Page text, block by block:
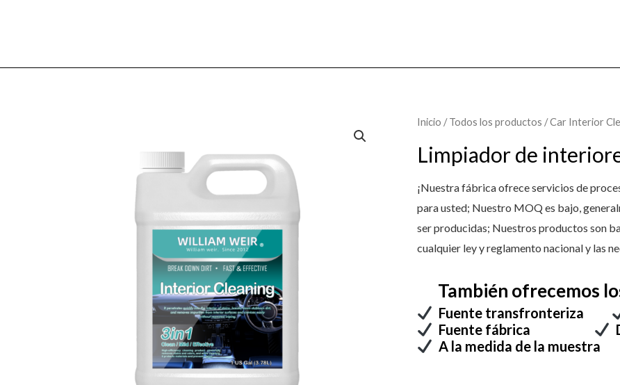
Inicio /Todos los productos / Car Interior
Limpiador de
¡Nuestra fábrica ofrece servicios de
para usted; Nuestro MOQ es bajo,
ser producidas; Nuestros productos son
cualquier ley y reglamento nacional y las
También ofrecemos
Fuente transfronteriza
Fuente fábrica
A la medida de la